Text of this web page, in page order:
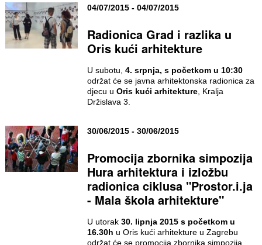
04/07/2015 - 04/07/2015
Radionica Grad i razlika u
Oris kući arhitekture
U subotu, 4. srpnja, s početkom u 10:30
održat će se javna arhitektonska radionica za
djecu u Oris kući arhitekture, Kralja
Držislava 3.
30/06/2015 - 30/06/2015
Promocija zbornika simpozija
Hura arhitektura i izložbu
radionica ciklusa "Prostor.i.ja
- Mala škola arhitekture"
U utorak 30. lipnja 2015 s početkom u
16.30h u Oris kući arhitekture u Zagrebu
održat će se promocija zbornika simpozija